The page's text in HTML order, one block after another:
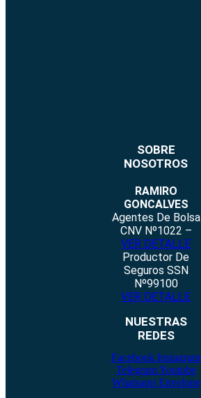
SOBRE
NOSOTROS
RAMIRO
GONCALVES
Agentes De Bolsa
CNV Nº1022 –
VER DETALLE
Productor De
Seguros SSN
Nº99100
VER DETALLE
NUESTRAS
REDES
Facebook Instagram
Telegram Youtube
Whatsapp Envelope